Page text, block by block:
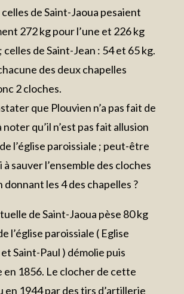
de Saint-Jaoua pesaient
272 kg pour l’une et 226 kg
celles de Saint-Jean : 54 et 65 kg.
des deux chapelles
2 cloches.
que Plouvien n’a pas fait de
qu’il n’est pas fait allusion
l’église paroissiale ; peut-être
sauver l’ensemble des cloches
donnant les 4 des chapelles ?
de Saint-Jaoua pèse 80 kg
l’église paroissiale ( Eglise
Saint-Paul ) démolie puis
1856. Le clocher de cette
en 1944 par des tirs d’artillerie